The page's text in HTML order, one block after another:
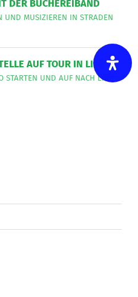
DER BÜCHEREIBAND
UND MUSIZIEREN IN STRADEN
AUF TOUR IN LINZ
STARTEN UND AUF NACH LINZ